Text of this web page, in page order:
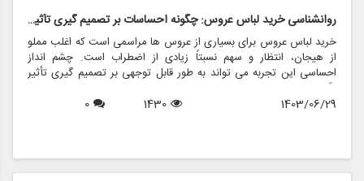
روانشناسی خرید لباس عروس: چگونه احساسات بر تصمیم گیری تأثیر می گذارد
خرید لباس عروس برای بسیاری از عروس ها مراسمی است که اغلب مملو
از هیجان، انتظار و سهم نسبتاً زیادی از اضطراب است. چشم انداز
احساسی این تجربه می تواند به طور قابل توجهی بر تصمیم گیری تأثیر
بگذارد و منجر به انتخاب هایی شود که نه تنها سبک شخصی بلکه عوامل
روانی عمیق تری را نیز منعکس می کند. در این مقاله، روانشناسی خرید
1403/06/29
1430
0